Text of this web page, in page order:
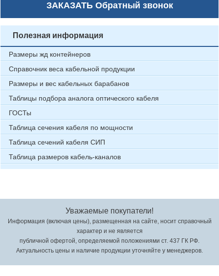
ЗАКАЗАТЬОбратный звонок
Полезная информация
Размеры жд контейнеров
Справочник веса кабельной продукции
Размеры и вес кабельных барабанов
Таблицы подбора аналога оптического кабеля
ГОСТы
Таблица сечения кабеля по мощности
Таблица сечений кабеля СИП
Таблица размеров кабель-каналов
Уважаемые покупатели!
Информация (включая цены), размещенная на сайте, носит справочный
характер и не является
публичной офертой, определяемой положениями ст. 437 ГК РФ.
Актуальность цены и наличие продукции уточняйте у менеджеров.